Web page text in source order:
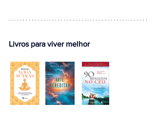
Livros para viver melhor